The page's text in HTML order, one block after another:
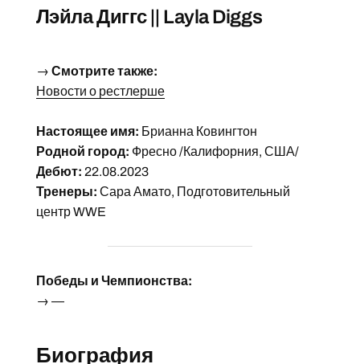
Лэйла Диггс || Layla Diggs
→ Смотрите также:
Новости о рестлерше
Настоящее имя: Брианна Ковингтон
Родной город: Фресно /Калифорния, США/
Дебют: 22.08.2023
Тренеры: Сара Амато, Подготовительный
центр WWE
Победы и Чемпионства:
→ —
Биография